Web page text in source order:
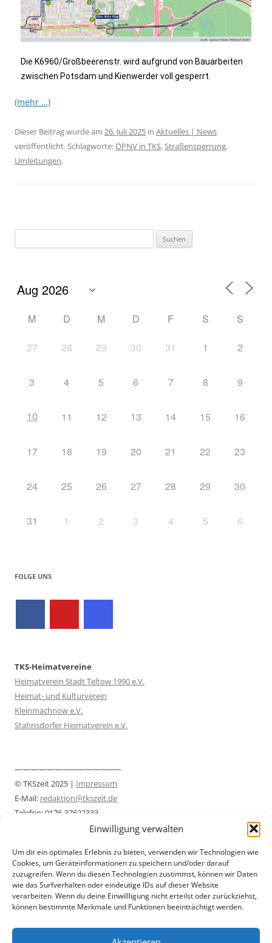
Einwilligung verwalten
Um dir ein optimales Erlebnis zu bieten, verwenden wir Technologien wie
Cookies, um Geräteinformationen zu speichern und/oder darauf
zuzugreifen. Wenn du diesen Technologien zustimmst, können wir Daten
wie das Surfverhalten oder eindeutige IDs auf dieser Website
verarbeiten. Wenn du deine Einwillligung nicht erteilst oder zurückziehst,
können bestimmte Merkmale und Funktionen beeinträchtigt werden.
Die K6960/Großbeerenstr. wird aufgrund von Bauarbeiten
zwischen Potsdam und Kienwerder voll gesperrt.
(mehr …)
Dieser Beitrag wurde am 26. Juli 2025 in Aktuelles | News
veröffentlicht. Schlagworte:ÖPNV in TKS,Straßensperrung,
Umleitungen.
M D M D F S S
27 28 29 30 31 1 2
3 4 5 6 7 8 9
10 11 12 13 14 15 16
17 18 19 20 21 22 23
24 25 26 27 28 29 30
31 1 2 3 4 5 6
FOLGE UNS
TKS-Heimatvereine
Heimatverein Stadt Teltow 1990 e.V.
Heimat- und Kulturverein
Kleinmachnow e.V.
Stahnsdorfer Heimatverein e.V.
—————————————–
© TKSzeit 2025 | Impressum
E-Mail: redaktion@tkszeit.de
Telefon: 0176-37622333
Datenschutzerklärung